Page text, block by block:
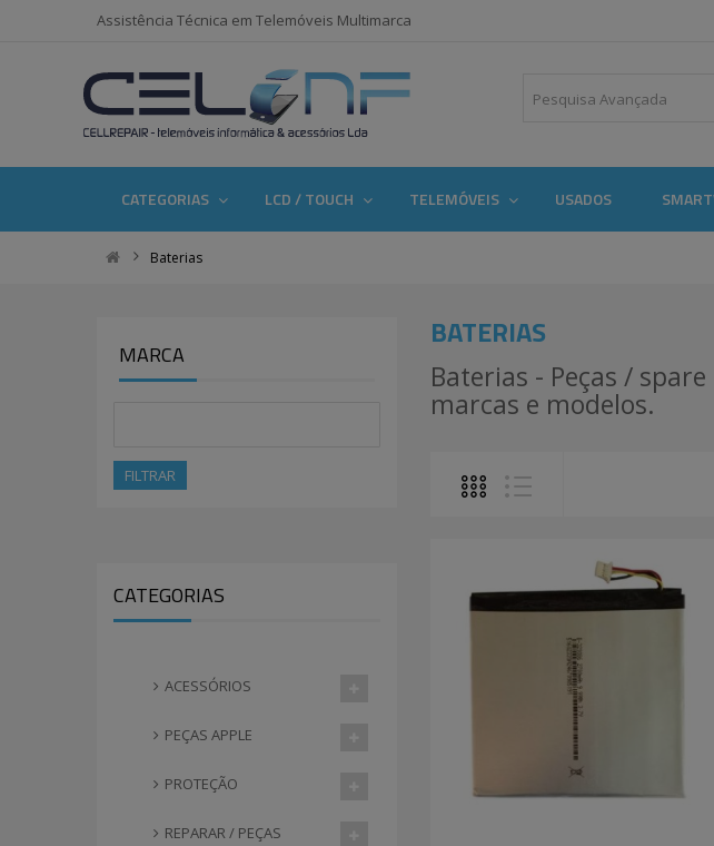
Assistência Técnica em Telemóveis Multimarca
CATEGORIAS LCD / TOUCH TELEMÓVEIS USADOS
Baterias
MARCA
FILTRAR
CATEGORIAS
ACESSÓRIOS
PEÇAS APPLE
PROTEÇÃO
REPARAR / PEÇAS
BATERIAS
Baterias - Peças /
marcas e modelos.